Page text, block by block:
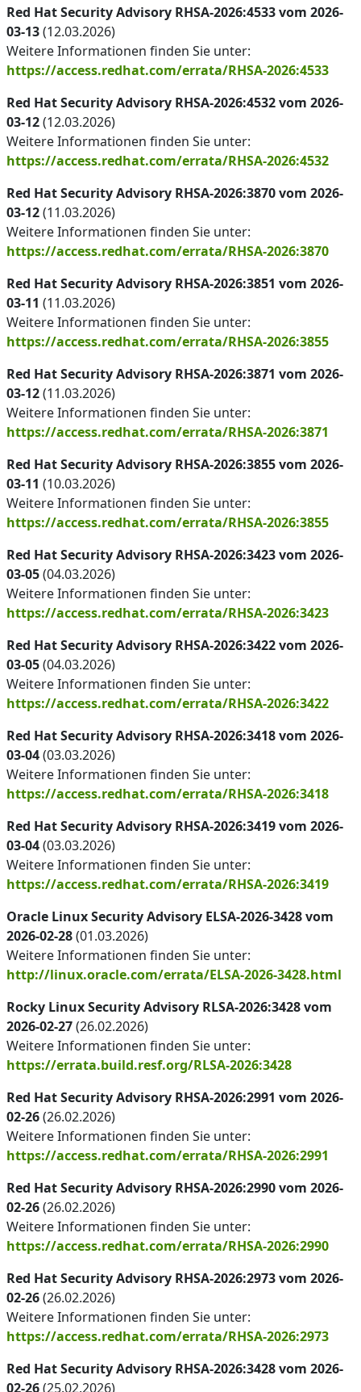
Red Hat Security Advisory RHSA-2026:4533 vom 2026-
03-13(12.03.2026)
Weitere Informationen finden Sie unter:
https://access.redhat.com/errata/RHSA-2026:4533
Red Hat Security Advisory RHSA-2026:4532 vom 2026-
03-12(12.03.2026)
Weitere Informationen finden Sie unter:
https://access.redhat.com/errata/RHSA-2026:4532
Red Hat Security Advisory RHSA-2026:3870 vom 2026-
03-12(11.03.2026)
Weitere Informationen finden Sie unter:
https://access.redhat.com/errata/RHSA-2026:3870
Red Hat Security Advisory RHSA-2026:3851 vom 2026-
03-11 (11.03.2026)
Weitere Informationen finden Sie unter:
https://access.redhat.com/errata/RHSA-2026:3855
Red Hat Security Advisory RHSA-2026:3871 vom 2026-
03-12(11.03.2026)
Weitere Informationen finden Sie unter:
https://access.redhat.com/errata/RHSA-2026:3871
Red Hat Security Advisory RHSA-2026:3855 vom 2026-
03-11 (10.03.2026)
Weitere Informationen finden Sie unter:
https://access.redhat.com/errata/RHSA-2026:3855
Red Hat Security Advisory RHSA-2026:3423 vom 2026-
03-05(04.03.2026)
Weitere Informationen finden Sie unter:
https://access.redhat.com/errata/RHSA-2026:3423
Red Hat Security Advisory RHSA-2026:3422 vom 2026-
03-05(04.03.2026)
Weitere Informationen finden Sie unter:
https://access.redhat.com/errata/RHSA-2026:3422
Red Hat Security Advisory RHSA-2026:3418 vom 2026-
03-04(03.03.2026)
Weitere Informationen finden Sie unter:
https://access.redhat.com/errata/RHSA-2026:3418
Red Hat Security Advisory RHSA-2026:3419 vom 2026-
03-04(03.03.2026)
Weitere Informationen finden Sie unter:
https://access.redhat.com/errata/RHSA-2026:3419
Oracle Linux Security Advisory ELSA-2026-3428 vom
2026-02-28(01.03.2026)
Weitere Informationen finden Sie unter:
http://linux.oracle.com/errata/ELSA-2026-3428.html
Rocky Linux Security Advisory RLSA-2026:3428 vom
2026-02-27(26.02.2026)
Weitere Informationen finden Sie unter:
https://errata.build.resf.org/RLSA-2026:3428
Red Hat Security Advisory RHSA-2026:2991 vom 2026-
02-26(26.02.2026)
Weitere Informationen finden Sie unter:
https://access.redhat.com/errata/RHSA-2026:2991
Red Hat Security Advisory RHSA-2026:2990 vom 2026-
02-26(26.02.2026)
Weitere Informationen finden Sie unter:
https://access.redhat.com/errata/RHSA-2026:2990
Red Hat Security Advisory RHSA-2026:2973 vom 2026-
02-26(26.02.2026)
Weitere Informationen finden Sie unter:
https://access.redhat.com/errata/RHSA-2026:2973
Red Hat Security Advisory RHSA-2026:3428 vom 2026-
02-26(25.02.2026)